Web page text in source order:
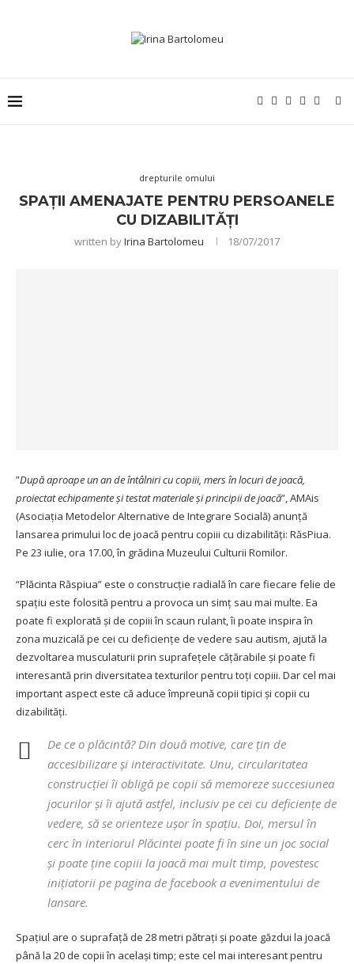
drepturile omului
SPAȚII AMENAJATE PENTRU PERSOANELE
CU DIZABILITĂȚI
written byIrina Bartolomeu 18/07/2017
”După aproape un an de întâlniri cu copiii, mers în locuri de joacă,
proiectat echipamente și testat materiale și principii de joacă”, AMAis
(Asociația Metodelor Alternative de Integrare Socială) anunță
lansarea primului loc de joacă pentru copiii cu dizabilități: RăsPiua.
Pe 23 iulie, ora 17.00, în grădina Muzeului Culturii Romilor.
“Plăcinta Răspiua” este o construcție radială în care fiecare felie de
spațiu este folosită pentru a provoca un simț sau mai multe. Ea
poate fi explorată și de copiii în scaun rulant, îi poate inspira în
zona muzicală pe cei cu deficiențe de vedere sau autism, ajută la
dezvoltarea musculaturii prin suprafețele cățărabile și poate fi
interesantă prin diversitatea texturilor pentru toți copiii. Dar cel mai
important aspect este că aduce împreună copii tipici și copii cu
dizabilități.
De ce o plăcintă? Din două motive, care țin de
accesibilizare și interactivitate. Unu, circularitatea
construcției îi obligă pe copii să memoreze succesiunea
jocurilor și îi ajută astfel, inclusiv pe cei cu deficiențe de
vedere, să se orienteze ușor în spațiu. Doi, mersul în
cerc în interiorul Plăcintei poate fi în sine un joc social
și poate ține copiii la joacă mai mult timp, povestesc
inițiatorii pe pagina de facebook a evenimentului de
lansare.
Spațiul are o suprafață de 28 metri pătrați și poate găzdui la joacă
până la 20 de copii în același timp; este cel mai interesant pentru